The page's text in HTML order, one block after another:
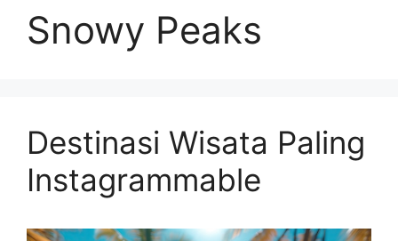
Snowy Peaks
Destinasi Wisata Paling
Instagrammable